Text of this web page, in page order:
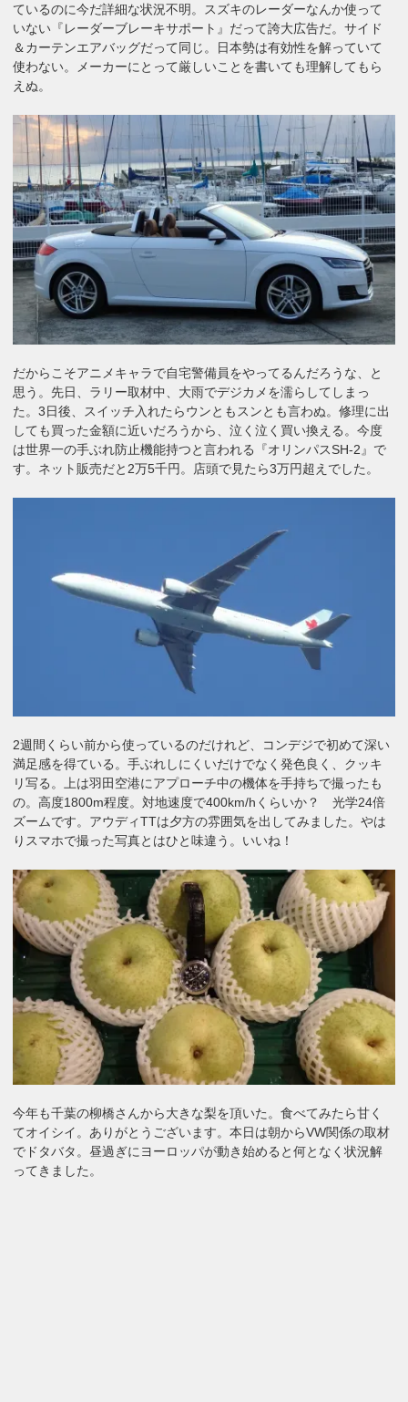
ているのに今だ詳細な状況不明。スズキのレーダーなんか使って
いない『レーダーブレーキサポート』だって誇大広告だ。サイド
＆カーテンエアバッグだって同じ。日本勢は有効性を解っていて
使わない。メーカーにとって厳しいことを書いても理解してもら
えぬ。
だからこそアニメキャラで自宅警備員をやってるんだろうな、と
思う。先日、ラリー取材中、大雨でデジカメを濡らしてしまっ
た。3日後、スイッチ入れたらウンともスンとも言わぬ。修理に出
しても買った金額に近いだろうから、泣く泣く買い換える。今度
は世界一の手ぶれ防止機能持つと言われる『オリンパスSH-2』で
す。ネット販売だと2万5千円。店頭で見たら3万円超えでした。
2週間くらい前から使っているのだけれど、コンデジで初めて深い
満足感を得ている。手ぶれしにくいだけでなく発色良く、クッキ
リ写る。上は羽田空港にアプローチ中の機体を手持ちで撮ったも
の。高度1800m程度。対地速度で400km/hくらいか？ 光学24倍
ズームです。アウディTTは夕方の雰囲気を出してみました。やは
りスマホで撮った写真とはひと味違う。いいね！
今年も千葉の柳橋さんから大きな梨を頂いた。食べてみたら甘く
てオイシイ。ありがとうございます。本日は朝からVW関係の取材
でドタバタ。昼過ぎにヨーロッパが動き始めると何となく状況解
ってきました。